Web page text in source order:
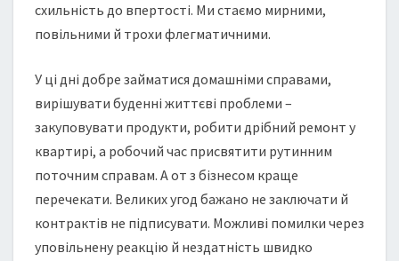
схильність до впертості. Ми стаємо мирними,
повільними й трохи флегматичними.
У ці дні добре займатися домашніми справами,
вирішувати буденні життєві проблеми –
закуповувати продукти, робити дрібний ремонт у
квартирі, а робочий час присвятити рутинним
поточним справам. А от з бізнесом краще
перечекати. Великих угод бажано не заключати й
контрактів не підписувати. Можливі помилки через
уповільнену реакцію й нездатність швидко